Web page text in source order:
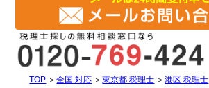
TOP ＞全国 対応 ＞東京都 税理士 ＞港区 税理士